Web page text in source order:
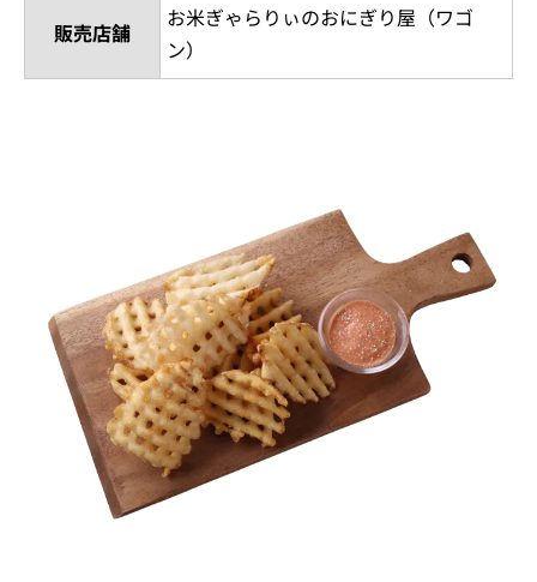
販売店舗
お米ぎゃらりぃのおにぎり屋（ワゴ
ン）